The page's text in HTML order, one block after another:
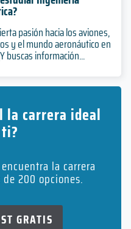
pasión hacia los aviones,
y el mundo aeronáutico en
buscas información...
la carrera ideal
la carrera
200 opciones.
GRATIS